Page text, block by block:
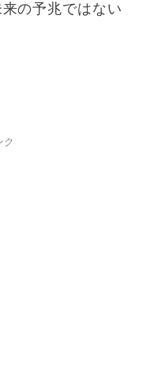
の予兆ではない
ク